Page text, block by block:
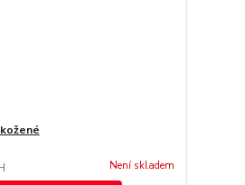
Není skladem